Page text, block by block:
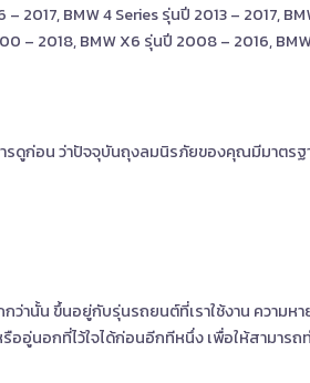
2017, BMW 4 Series รุ่นปี 2013 – 2017,
2018, BMW X6 รุ่นปี 2008 – 2016,
ารดูก่อน ว่าปัจจุบันถุงลมนิรภัยของคุณมีมาต
านั้น ขึ้นอยู่กับรุ่นรถยนต์ที่เราใช้งาน ความ
นอกที่ไว้ใจได้ก่อนอีกทีหนึ่ง เพื่อให้สามาร